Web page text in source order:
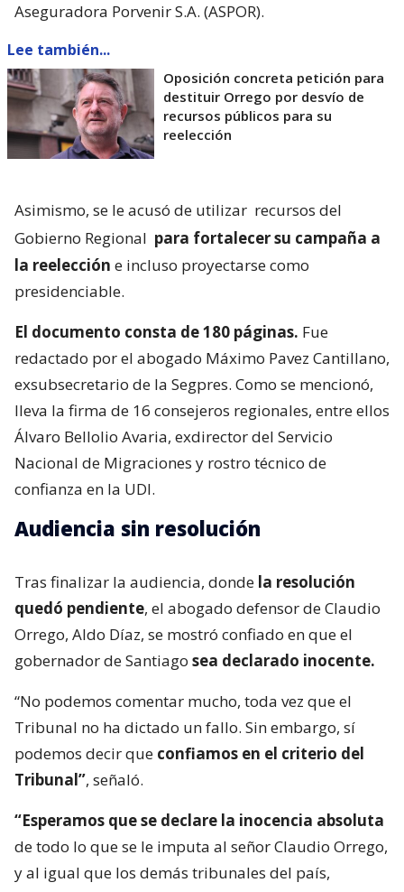
Aseguradora Porvenir S.A. (ASPOR).
Lee también...
Oposición concreta petición para
destituir Orrego por desvío de
recursos públicos para su
reelección
Asimismo, se le acusó de utilizar recursos del
Gobierno Regional para fortalecer su campaña a
la reelección e incluso proyectarse como
presidenciable.
El documento consta de 180 páginas. Fue
redactado por el abogado Máximo Pavez Cantillano,
exsubsecretario de la Segpres. Como se mencionó,
lleva la firma de 16 consejeros regionales, entre ellos
Álvaro Bellolio Avaria, exdirector del Servicio
Nacional de Migraciones y rostro técnico de
confianza en la UDI.
Audiencia sin resolución
Tras finalizar la audiencia, donde la resolución
quedó pendiente, el abogado defensor de Claudio
Orrego, Aldo Díaz, se mostró confiado en que el
gobernador de Santiago sea declarado inocente.
“No podemos comentar mucho, toda vez que el
Tribunal no ha dictado un fallo. Sin embargo, sí
podemos decir que confiamos en el criterio del
Tribunal”, señaló.
“Esperamos que se declare la inocencia absoluta
de todo lo que se le imputa al señor Claudio Orrego,
y al igual que los demás tribunales del país,